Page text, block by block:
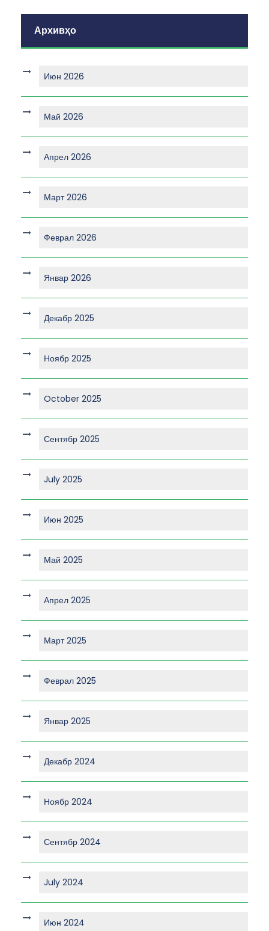
Архивҳо
Июн 2026
Май 2026
Апрел 2026
Март 2026
Феврал 2026
Январ 2026
Декабр 2025
Ноябр 2025
October 2025
Сентябр 2025
July 2025
Июн 2025
Май 2025
Апрел 2025
Март 2025
Феврал 2025
Январ 2025
Декабр 2024
Ноябр 2024
Сентябр 2024
July 2024
Июн 2024